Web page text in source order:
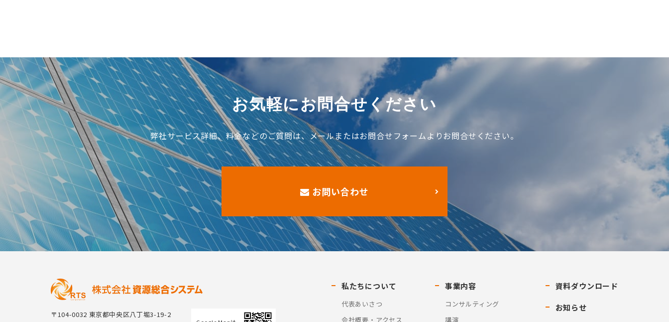
お気軽にお問合せください
弊社サービス詳細、料金などのご質問は、メールまたはお問合せフォームよりお問合せください。
お問い合わせ
〒104-0032 東京都中央区八丁堀3-19-2
私たちについて
代表あいさつ
会社概要・アクセス
事業内容
コンサルティング
講演
資料ダウンロード
お知らせ